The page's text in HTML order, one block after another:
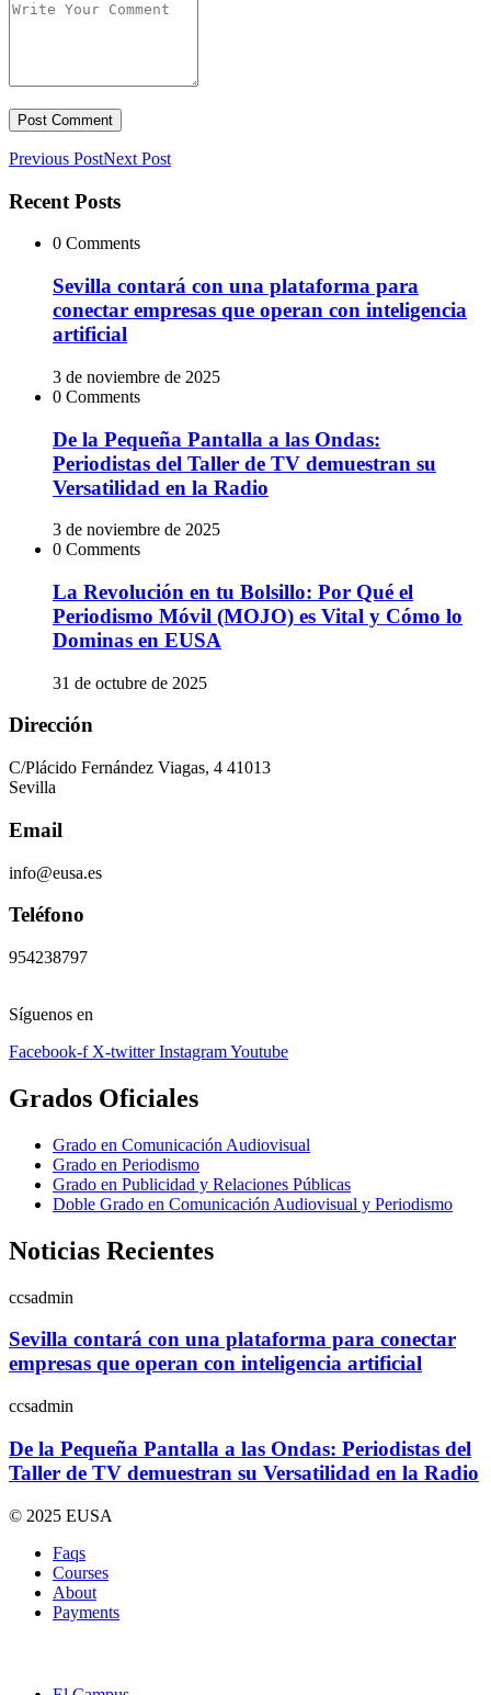
Previous PostNext Post
Recent Posts
0 Comments
Sevilla contará con una plataforma para
conectar empresas que operan con inteligencia
artificial
3 de noviembre de 2025
0 Comments
De la Pequeña Pantalla a las Ondas:
Periodistas del Taller de TV demuestran su
Versatilidad en la Radio
3 de noviembre de 2025
0 Comments
La Revolución en tu Bolsillo: Por Qué el
Periodismo Móvil (MOJO) es Vital y Cómo lo
Dominas en EUSA
31 de octubre de 2025
Dirección
C/Plácido Fernández Viagas, 4 41013
Sevilla
Email
info@eusa.es
Teléfono
954238797
Síguenos en
Facebook-f X-twitter InstagramYoutube
Grados Oficiales
Grado en Comunicación Audiovisual
Grado en Periodismo
Grado en Publicidad y Relaciones Públicas
Doble Grado en Comunicación Audiovisual y Periodismo
Noticias Recientes
ccsadmin
Sevilla contará con una plataforma para conectar
empresas que operan con inteligencia artificial
ccsadmin
De la Pequeña Pantalla a las Ondas: Periodistas del
Taller de TV demuestran su Versatilidad en la Radio
© 2025 EUSA
Faqs
Courses
About
Payments